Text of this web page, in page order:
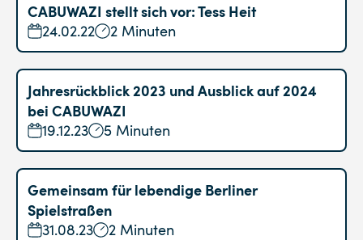
CABUWAZI stellt sich vor: Tess Heit
24.02.22 2 Minuten
Jahresrückblick 2023 und Ausblick auf 2024
bei CABUWAZI
19.12.23 5 Minuten
Gemeinsam für lebendige Berliner
Spielstraßen
31.08.23 2 Minuten